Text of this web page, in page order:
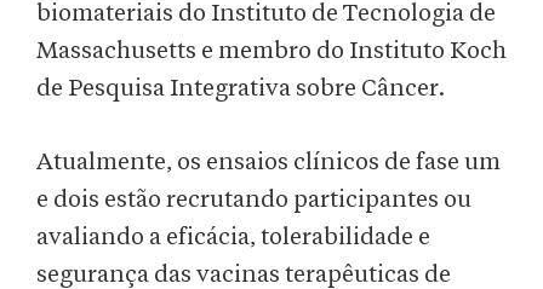
biomateriais do Instituto de Tecnologia de
Massachusetts e membro do Instituto Koch
de Pesquisa Integrativa sobre Câncer.
Atualmente, os ensaios clínicos de fase um
e dois estão recrutando participantes ou
avaliando a eficácia, tolerabilidade e
segurança das vacinas terapêuticas de